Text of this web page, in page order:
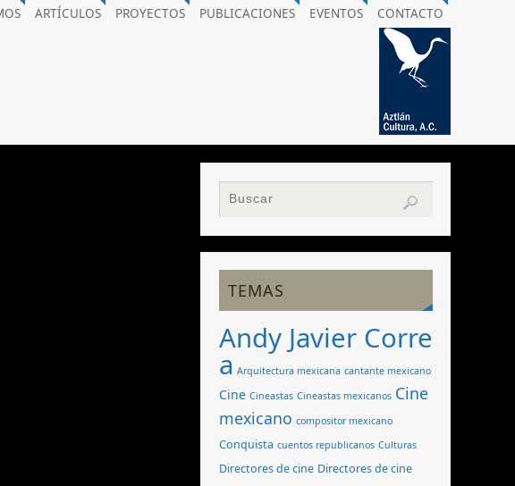
ARTÍCULOS PROYECTOS PUBLICACIONES EVENTOS CONTACTO
TEMAS
Andy Javier Corre
a Arquitectura mexicana cantante mexicano
Cine Cineastas Cineastas mexicanos Cine
mexicano compositor mexicano
Conquista cuentos republicanos Culturas
Directores de cine Directores de cine